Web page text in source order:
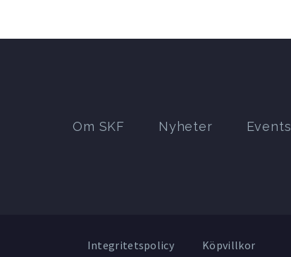
Om SKF Nyheter Events
Integritetspolicy Köpvillkor